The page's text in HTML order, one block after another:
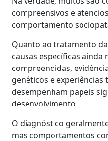
compreensivos e
comportamento
Quanto ao tratamento
causas específicas
compreendidas,
genéticos e experiências
desempenham papeis
desenvolvimento.
O diagnóstico
mas comportamentos